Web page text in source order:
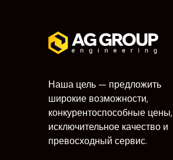
Наша цель — предложить
широкие возможности,
конкурентоспособные цены,
исключительное качество и
превосходный сервис.